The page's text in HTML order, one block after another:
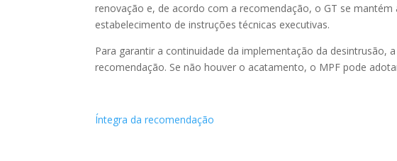
renovação e, de acordo com a recomendação, o GT se
estabelecimento de instruções técnicas executivas.
Para garantir a continuidade da implementação da desintrusão,
recomendação. Se não houver o acatamento, o MPF pode
Íntegra da recomendação